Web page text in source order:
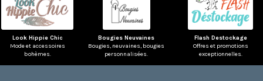
Look Hippie Chic
Mode et accessoires
bohèmes.
Bougies Neuvaines
Bougies, neuvaines, bougies
personnalisées.
Flash Destockage
Offres et promotions
exceptionnelles.